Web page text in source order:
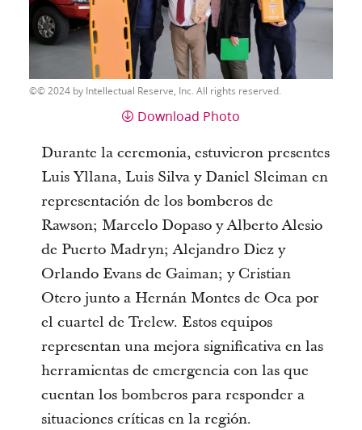
© 2024 by Intellectual Reserve, Inc. All rights reserved.
Download Photo
Durante la ceremonia, estuvieron presentes
Luis Yllana, Luis Silva y Daniel Sleiman en
representación de los bomberos de
Rawson; Marcelo Dopaso y Alberto Alesio
de Puerto Madryn; Alejandro Diez y
Orlando Evans de Gaiman; y Cristian
Otero junto a Hernán Montes de Oca por
el cuartel de Trelew. Estos equipos
representan una mejora significativa en las
herramientas de emergencia con las que
cuentan los bomberos para responder a
situaciones críticas en la región.